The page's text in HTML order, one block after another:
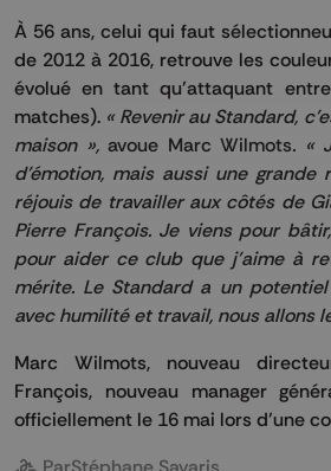
À 56 ans, celui qui faut
de 2012 à 2016, retrouve les
évolué en tant qu’attaquant
matches). « Revenir au Standard,
maison », avoue Marc Wilmots. «
d’émotion, mais aussi une grande
réjouis de travailler aux côtés de
Pierre François. Je viens pour
pour aider ce club que j’aime à
mérite. Le Standard a un potentiel
avec humilité et travail, nous allons
Marc Wilmots, nouveau
François, nouveau manager
officiellement le 16 mai lors d’une
ParStéphane Savaris